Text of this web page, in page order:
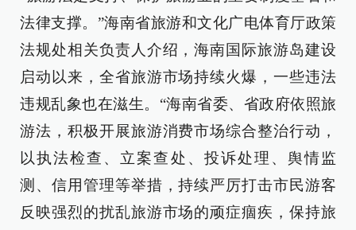
法律支撑。”海南省旅游和文化广电体育厅政策
法规处相关负责人介绍，海南国际旅游岛建设
启动以来，全省旅游市场持续火爆，一些违法
违规乱象也在滋生。“海南省委、省政府依照旅
游法，积极开展旅游消费市场综合整治行动，
以执法检查、立案查处、投诉处理、舆情监
测、信用管理等举措，持续严厉打击市民游客
反映强烈的扰乱旅游市场的顽症痼疾，保持旅